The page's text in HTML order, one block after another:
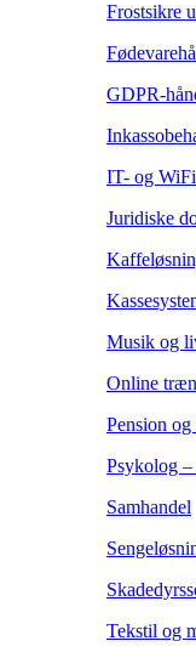
Frostsikre
GDPR-
IT- og
Juridiske
Musik og
Online
Pension og
Psykolog
Samhandel
Tekstil og